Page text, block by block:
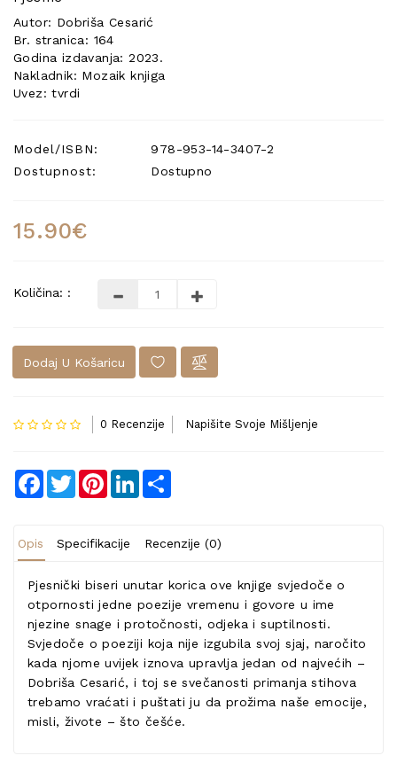
Autor: Dobriša Cesarić
Br. stranica: 164
Godina izdavanja: 2023.
Nakladnik: Mozaik knjiga
Uvez: tvrdi
Model/ISBN:
978-953-14-3407-2
Dostupnost:
Dostupno
15.90€
Količina: :
Dodaj U Košaricu
0 Recenzije Napišite Svoje Mišljenje
Facebook
TwitterPinterestLinkedIn
Opis Specifikacije Recenzije (0)
Pjesnički biseri unutar korica ove knjige svjedoče o
otpornosti jedne poezije vremenu i govore u ime
njezine snage i protočnosti, odjeka i suptilnosti.
Svjedoče o poeziji koja nije izgubila svoj sjaj, naročito
kada njome uvijek iznova upravlja jedan od najvećih –
Dobriša Cesarić, i toj se svečanosti primanja stihova
trebamo vraćati i puštati ju da prožima naše emocije,
misli, živote – što češće.